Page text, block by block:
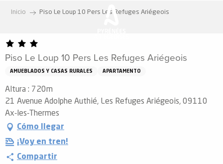
principal
Inicio Piso Le Loup 10 Pers Les Refuges Ariégeois
Piso Le Loup 10 Pers Les Refuges Ariégeois
AMUEBLADOS Y CASAS RURALES APARTAMENTO
Altura : 720m
21 Avenue Adolphe Authié, Les Refuges Ariégeois, 09110
Ax-les-Thermes
Cómo llegar
¡Voy en tren!
Compartir